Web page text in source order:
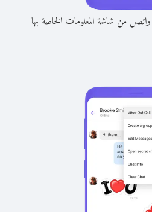
من شاشة المعلومات الخاصة بها